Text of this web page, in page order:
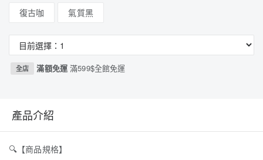
復古咖
氣質黑
全店 滿額免運滿599$全館免運
產品介紹
🔍 【商品規格】